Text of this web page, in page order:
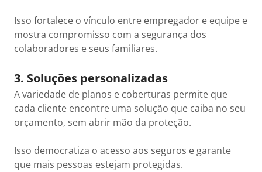
Isso fortalece o vínculo entre empregador e equipe e
mostra compromisso com a segurança dos
colaboradores e seus familiares.
3. Soluções personalizadas
A variedade de planos e coberturas permite que
cada cliente encontre uma solução que caiba no seu
orçamento, sem abrir mão da proteção.
Isso democratiza o acesso aos seguros e garante
que mais pessoas estejam protegidas.